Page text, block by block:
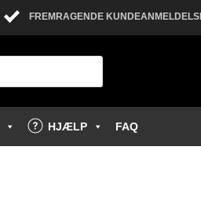
FREMRAGENDE
HJÆLP FAQ